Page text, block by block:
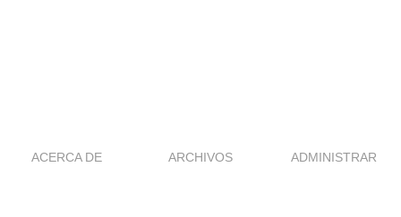
ACERCA DE ARCHIVOS ADMINISTRAR